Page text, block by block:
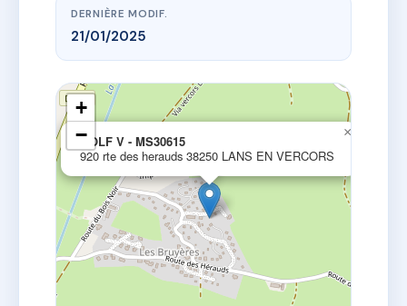
DERNIÈRE MODIF.
21/01/2025
GOLF V - MS30615
920 rte des herauds 38250 LANS EN VERCORS
×
+
−